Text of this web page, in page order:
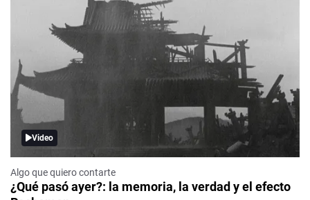
Video
Algo que quiero contarte
¿Qué pasó ayer?: la memoria, la verdad y el efecto